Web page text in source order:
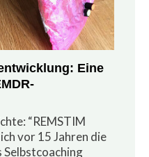
Eine
“REMSTIM
vor 15 Jahren die
Selbstcoaching